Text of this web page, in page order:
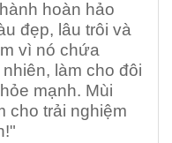
hoàn hảo
đẹp, lâu trôi và
vì nó chứa
làm cho đôi
mạnh. Mùi
cho trải nghiệm